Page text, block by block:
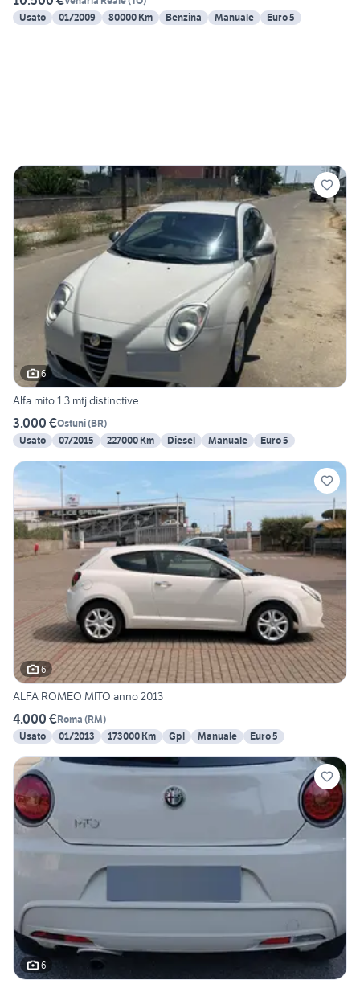
Usato
01/2009 80000 Km Benzina Manuale Euro 5
6
Alfa mito 1.3 mtj distinctive
3.000 €Ostuni(BR)
Usato
07/2015 227000 Km Diesel Manuale Euro 5
6
ALFA ROMEO MITO anno 2013
4.000 €Roma (RM)
Usato
01/2013 173000 Km Gpl Manuale Euro 5
6